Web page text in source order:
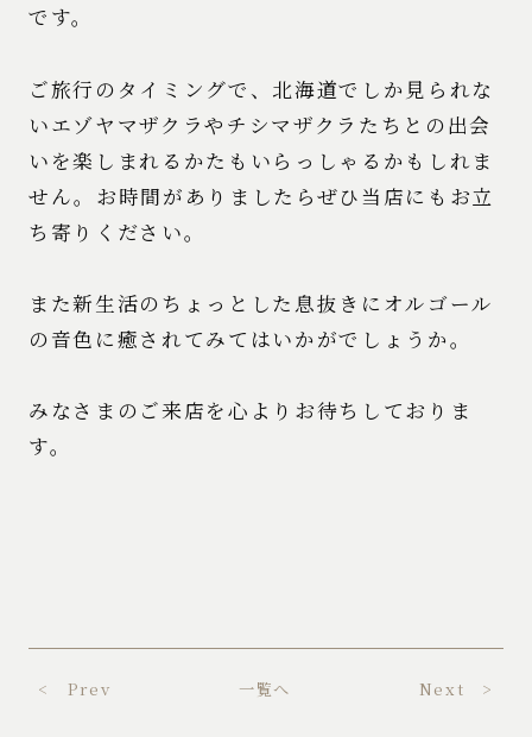
です。
ご旅行のタイミングで、北海道でしか見られな
いエゾヤマザクラやチシマザクラたちとの出会
いを楽しまれるかたもいらっしゃるかもしれま
せん。お時間がありましたらぜひ当店にもお立
ち寄りください。
また新生活のちょっとした息抜きにオルゴール
の音色に癒されてみてはいかがでしょうか。
みなさまのご来店を心よりお待ちしておりま
す。
< Prev 一覧へ Next >